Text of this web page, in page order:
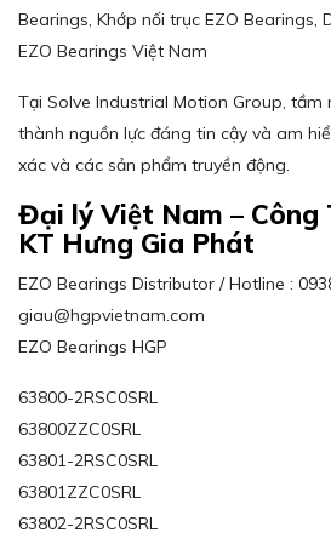
Bearings, Khớp nối trục EZO Bearings,
EZO Bearings Việt Nam
Tại Solve Industrial Motion Group,
thành nguồn lực đáng tin cậy và am
xác và các sản phẩm truyền động.
Đại lý Việt Nam – Công
KT Hưng Gia Phát
EZO Bearings Distributor / Hotline :
giau@hgpvietnam.com
EZO Bearings HGP
63800-2RSC0SRL
63800ZZC0SRL
63801-2RSC0SRL
63801ZZC0SRL
63802-2RSC0SRL